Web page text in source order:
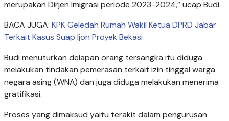
merupakan Dirjen Imigrasi periode 2023-2024,” ucap Budi.
BACA JUGA: KPK Geledah Rumah Wakil Ketua DPRD Jabar
Terkait Kasus Suap Ijon Proyek Bekasi
Budi menuturkan delapan orang tersangka itu diduga
melakukan tindakan pemerasan terkait izin tinggal warga
negara asing (WNA) dan juga diduga melakukan menerima
gratifikasi.
Proses yang dimaksud yaitu terakit dalam pengurusan